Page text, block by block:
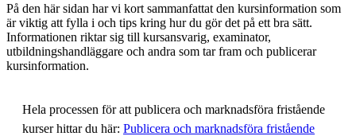
På den här sidan har vi kort sammanfattat den kursinformation som
är viktig att fylla i och tips kring hur du gör det på ett bra sätt.
Informationen riktar sig till kursansvarig, examinator,
utbildningshandläggare och andra som tar fram och publicerar
kursinformation.
Hela processen för att publicera och marknadsföra fristående
kurser hittar du här: Publicera och marknadsföra fristående